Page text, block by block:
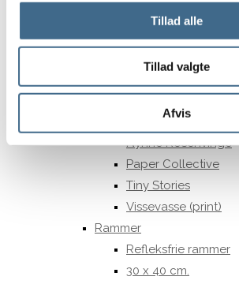
Tillad alle
Tillad valgte
Afvis
Tæpper og plaider
Nynne Rosenvinge
Paper Collective
Tiny Stories
Vissevasse (print)
Rammer
Refleksfrie rammer
30 x 40 cm.